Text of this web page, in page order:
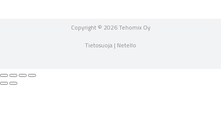
Copyright © 2026 Tehomix Oy
Tietosuoja | Netello